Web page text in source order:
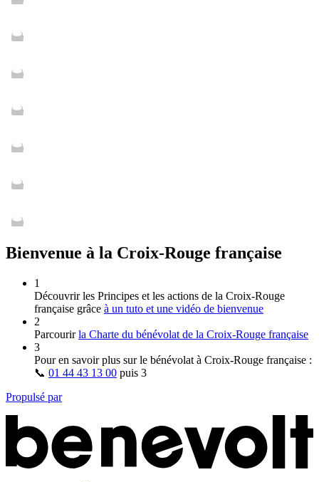
Bienvenue à la Croix-Rouge française
1
Découvrir les Principes et les actions de la Croix‑Rouge
française grâce à un tuto et une vidéo de bienvenue
2
Parcourirla Charte du bénévolat de la Croix‑Rouge française
3
Pour en savoir plus sur le bénévolat à Croix‑Rouge française :
📞 01 44 43 13 00 puis 3
Propulsé par